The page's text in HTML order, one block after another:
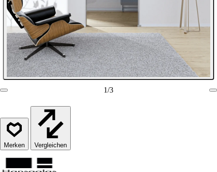
1/3
Vergleichen